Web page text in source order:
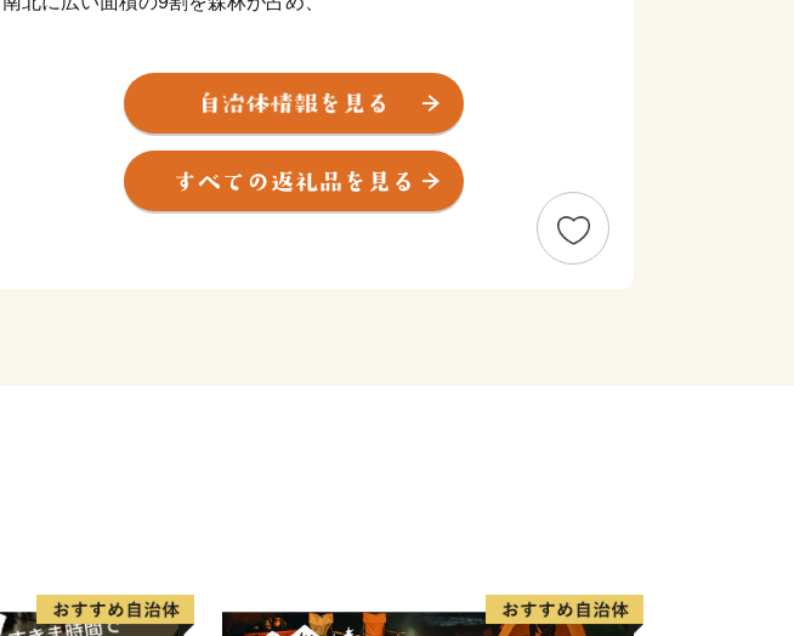
《まちの交通・文化・経済の中心として重要な役割を果たしてき
《特に古くから歴史・文化遺産を数多く有する 一宮町》
《平安時代には京都石清水八幡宮の荘園として組み入れられた 波
《冬には市内でも特に積雪が多く、和鉄の郷として繁栄してきた
【 森と生きるまちならではの「自然資源」 】